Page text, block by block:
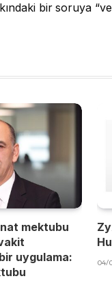
bir soruya
mektubu
uygulama:
04/